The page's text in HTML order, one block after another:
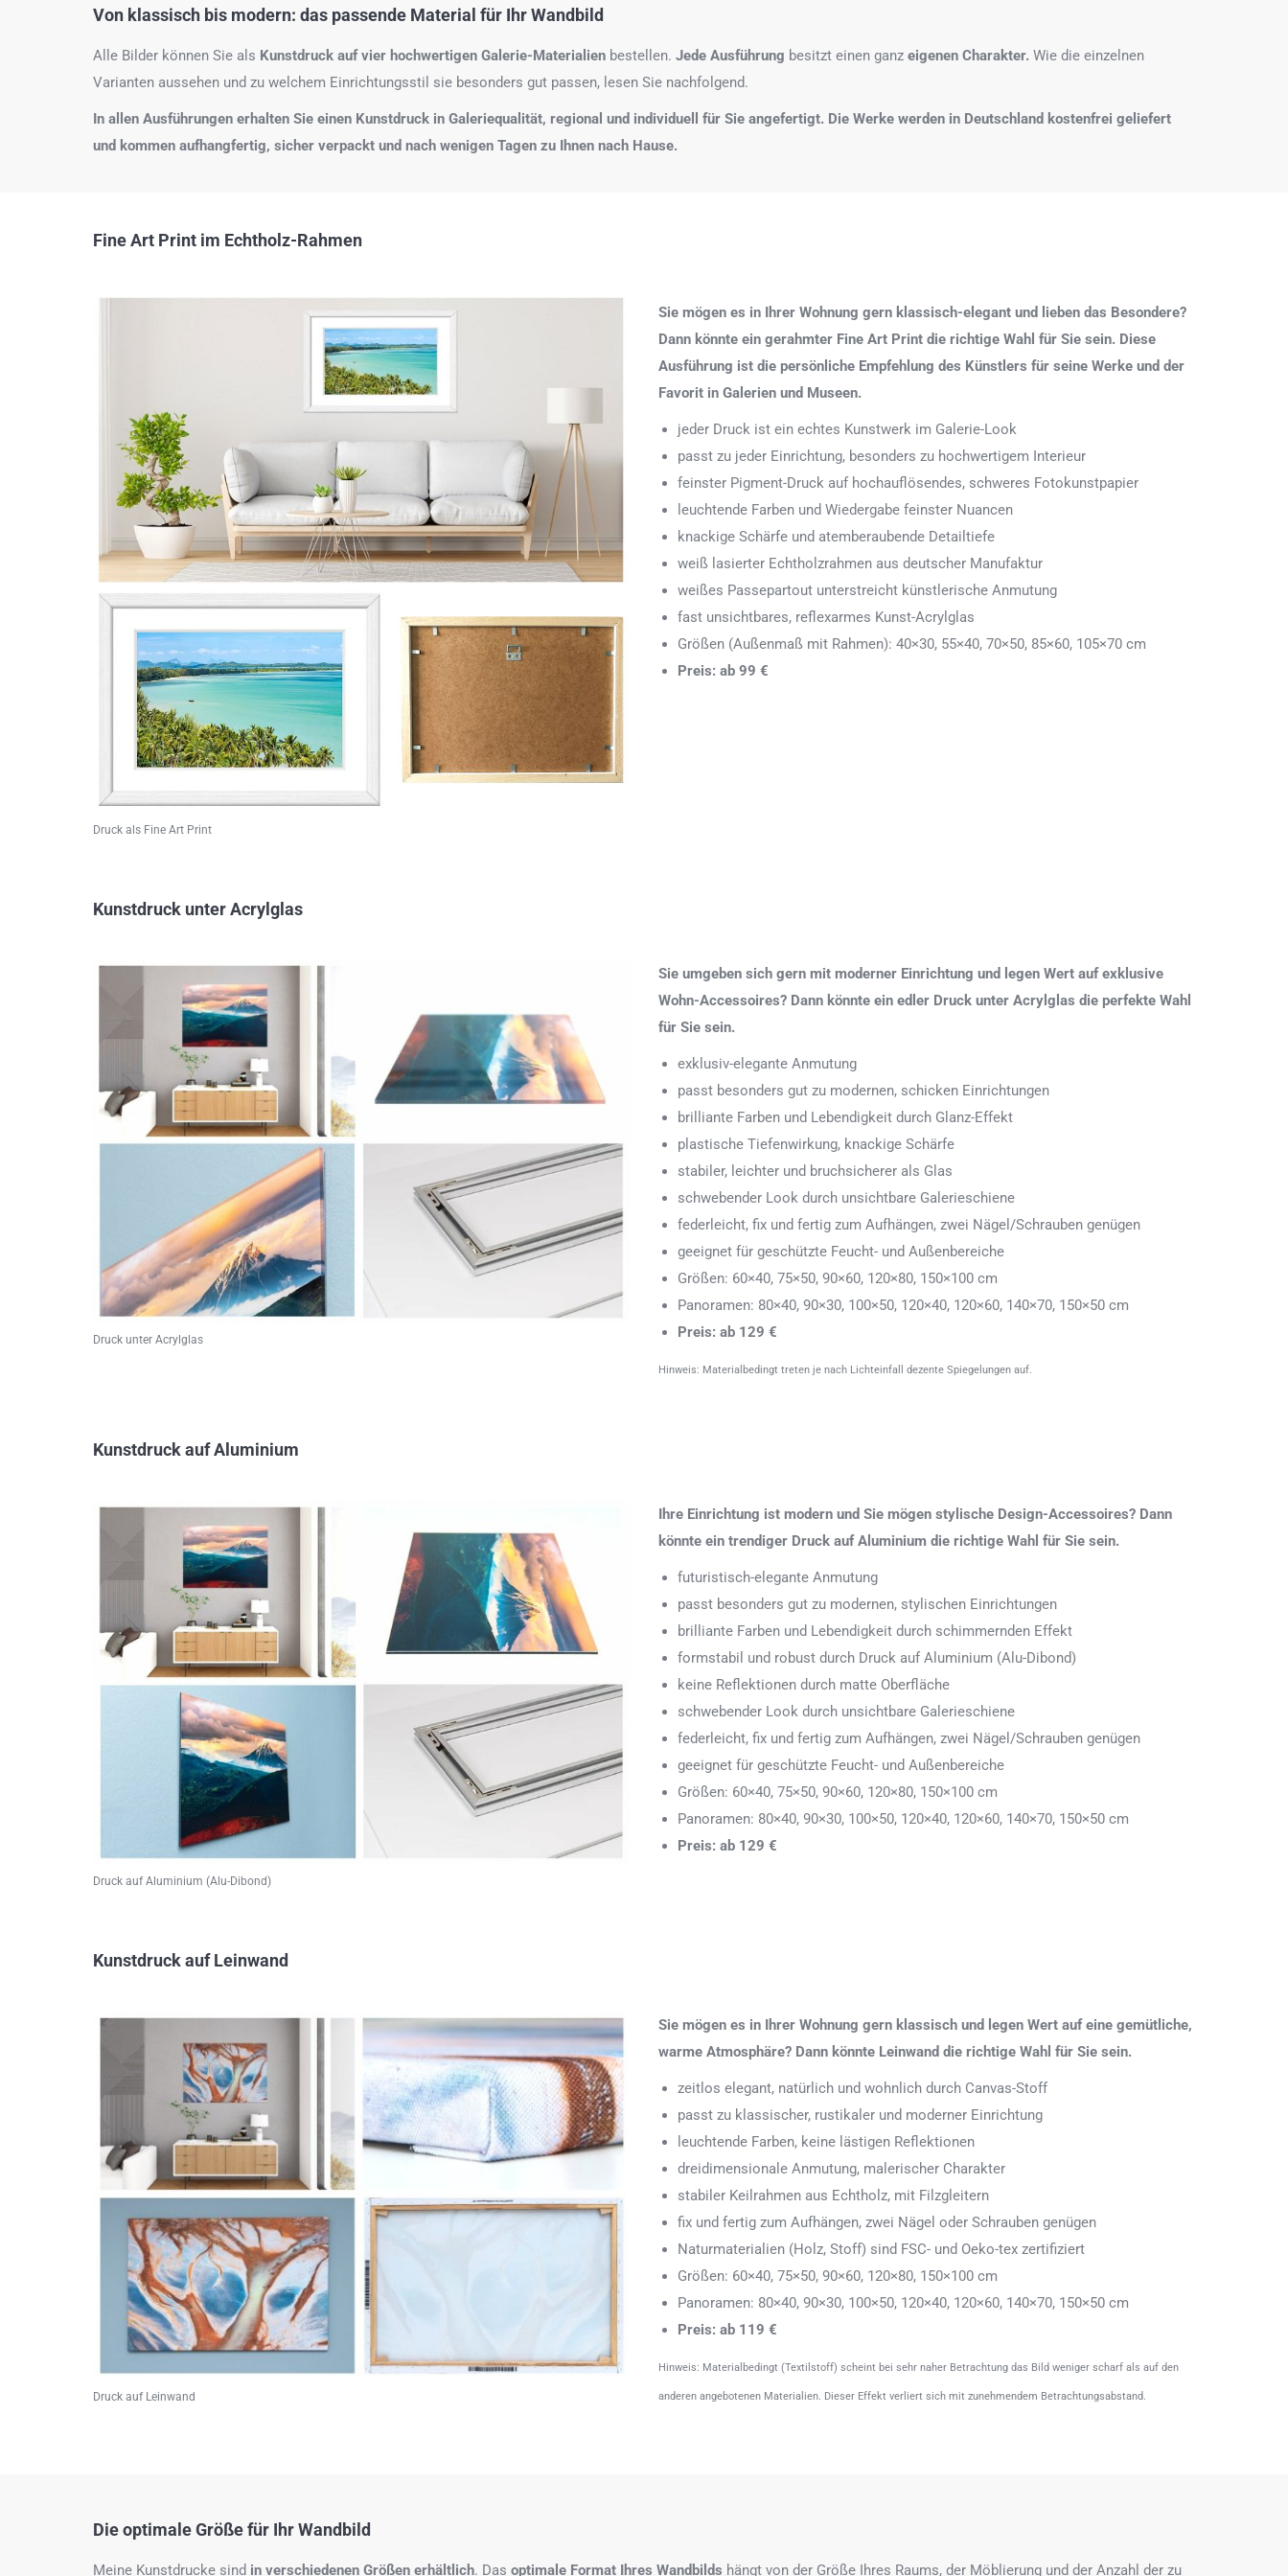
Von klassisch bis modern: das passende Material für Ihr Wandbild
Alle Bilder können Sie als Kunstdruck auf vier hochwertigen Galerie-Materialien bestellen. Jede Ausführung besitzt einen ganz eigenen Charakter. Wie die einzelnen
Varianten aussehen und zu welchem Einrichtungsstil sie besonders gut passen, lesen Sie nachfolgend.
In allen Ausführungen erhalten Sie einen Kunstdruck in Galeriequalität, regional und individuell für Sie angefertigt. Die Werke werden in Deutschland kostenfrei geliefert
und kommen aufhangfertig, sicher verpackt und nach wenigen Tagen zu Ihnen nach Hause.
Fine Art Print im Echtholz-Rahmen
Druck als Fine Art Print
Sie mögen es in Ihrer Wohnung gern klassisch-elegant und lieben das Besondere?
Dann könnte ein gerahmter Fine Art Print die richtige Wahl für Sie sein. Diese
Ausführung ist die persönliche Empfehlung des Künstlers für seine Werke und der
Favorit in Galerien und Museen.
jeder Druck ist ein echtes Kunstwerk im Galerie-Look
passt zu jeder Einrichtung, besonders zu hochwertigem Interieur
feinster Pigment-Druck auf hochauflösendes, schweres Fotokunstpapier
leuchtende Farben und Wiedergabe feinster Nuancen
knackige Schärfe und atemberaubende Detailtiefe
weiß lasierter Echtholzrahmen aus deutscher Manufaktur
weißes Passepartout unterstreicht künstlerische Anmutung
fast unsichtbares, reflexarmes Kunst-Acrylglas
Größen (Außenmaß mit Rahmen): 40×30, 55×40, 70×50, 85×60, 105×70 cm
Preis: ab 99 €
Kunstdruck unter Acrylglas
Druck unter Acrylglas
Sie umgeben sich gern mit moderner Einrichtung und legen Wert auf exklusive
Wohn-Accessoires? Dann könnte ein edler Druck unter Acrylglas die perfekte Wahl
für Sie sein.
exklusiv-elegante Anmutung
passt besonders gut zu modernen, schicken Einrichtungen
brilliante Farben und Lebendigkeit durch Glanz-Effekt
plastische Tiefenwirkung, knackige Schärfe
stabiler, leichter und bruchsicherer als Glas
schwebender Look durch unsichtbare Galerieschiene
federleicht, fix und fertig zum Aufhängen, zwei Nägel/Schrauben genügen
geeignet für geschützte Feucht- und Außenbereiche
Größen: 60×40, 75×50, 90×60, 120×80, 150×100 cm
Panoramen: 80×40, 90×30, 100×50, 120×40, 120×60, 140×70, 150×50 cm
Preis: ab 129 €
Hinweis: Materialbedingt treten je nach Lichteinfall dezente Spiegelungen auf.
Kunstdruck auf Aluminium
Druck auf Aluminium (Alu-Dibond)
Ihre Einrichtung ist modern und Sie mögen stylische Design-Accessoires? Dann
könnte ein trendiger Druck auf Aluminium die richtige Wahl für Sie sein.
futuristisch-elegante Anmutung
passt besonders gut zu modernen, stylischen Einrichtungen
brilliante Farben und Lebendigkeit durch schimmernden Effekt
formstabil und robust durch Druck auf Aluminium (Alu-Dibond)
keine Reflektionen durch matte Oberfläche
schwebender Look durch unsichtbare Galerieschiene
federleicht, fix und fertig zum Aufhängen, zwei Nägel/Schrauben genügen
geeignet für geschützte Feucht- und Außenbereiche
Größen: 60×40, 75×50, 90×60, 120×80, 150×100 cm
Panoramen: 80×40, 90×30, 100×50, 120×40, 120×60, 140×70, 150×50 cm
Preis: ab 129 €
Kunstdruck auf Leinwand
Druck auf Leinwand
Sie mögen es in Ihrer Wohnung gern klassisch und legen Wert auf eine gemütliche,
warme Atmosphäre? Dann könnte Leinwand die richtige Wahl für Sie sein.
zeitlos elegant, natürlich und wohnlich durch Canvas-Stoff
passt zu klassischer, rustikaler und moderner Einrichtung
leuchtende Farben, keine lästigen Reflektionen
dreidimensionale Anmutung, malerischer Charakter
stabiler Keilrahmen aus Echtholz, mit Filzgleitern
fix und fertig zum Aufhängen, zwei Nägel oder Schrauben genügen
Naturmaterialien (Holz, Stoff) sind FSC- und Oeko-tex zertifiziert
Größen: 60×40, 75×50, 90×60, 120×80, 150×100 cm
Panoramen: 80×40, 90×30, 100×50, 120×40, 120×60, 140×70, 150×50 cm
Preis: ab 119 €
Hinweis: Materialbedingt (Textilstoff) scheint bei sehr naher Betrachtung das Bild weniger scharf als auf den
anderen angebotenen Materialien. Dieser Effekt verliert sich mit zunehmendem Betrachtungsabstand.
Die optimale Größe für Ihr Wandbild
Meine Kunstdrucke sind in verschiedenen Größen erhältlich. Das optimale Format Ihres Wandbilds hängt von der Größe Ihres Raums, der Möblierung und der Anzahl der zu